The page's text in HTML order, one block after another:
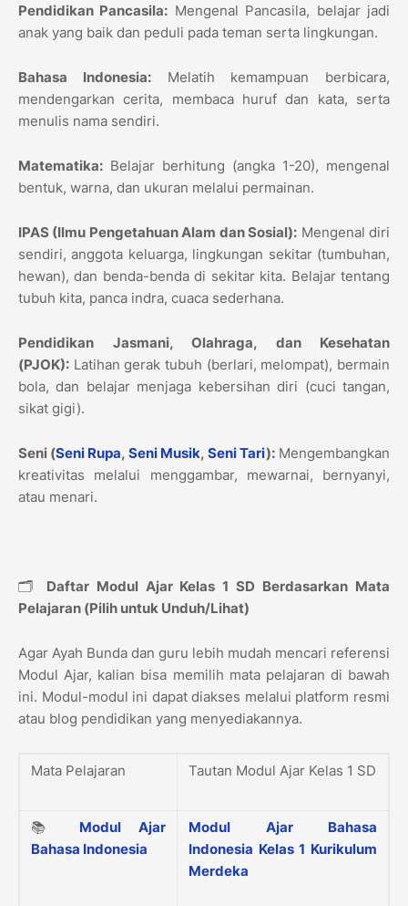
Pendidikan Pancasila: Mengenal Pancasila, belajar jadi
anak yang baik dan peduli pada teman serta lingkungan.
Bahasa Indonesia:Melatih kemampuan berbicara,
mendengarkan cerita, membaca huruf dan kata, serta
menulis nama sendiri.
Matematika: Belajar berhitung (angka 1-20), mengenal
bentuk, warna, dan ukuran melalui permainan.
IPAS (Ilmu Pengetahuan Alam dan Sosial): Mengenal diri
sendiri, anggota keluarga, lingkungan sekitar (tumbuhan,
hewan), dan benda-benda di sekitar kita. Belajar tentang
tubuh kita, panca indra, cuaca sederhana.
Pendidikan Jasmani, Olahraga, dan Kesehatan
(PJOK): Latihan gerak tubuh (berlari, melompat), bermain
bola, dan belajar menjaga kebersihan diri (cuci tangan,
sikat gigi).
Seni (Seni Rupa, Seni Musik, Seni Tari): Mengembangkan
kreativitas melalui menggambar, mewarnai, bernyanyi,
atau menari.
🗂️ Daftar Modul Ajar Kelas 1 SD Berdasarkan Mata
Pelajaran (Pilih untuk Unduh/Lihat)
Agar Ayah Bunda dan guru lebih mudah mencari referensi
Modul Ajar, kalian bisa memilih mata pelajaran di bawah
ini. Modul-modul ini dapat diakses melalui platform resmi
atau blog pendidikan yang menyediakannya.
Mata Pelajaran Tautan Modul Ajar Kelas 1 SD
📚 Modul Ajar
Bahasa Indonesia
Modul Ajar Bahasa
Indonesia Kelas 1 Kurikulum
Merdeka